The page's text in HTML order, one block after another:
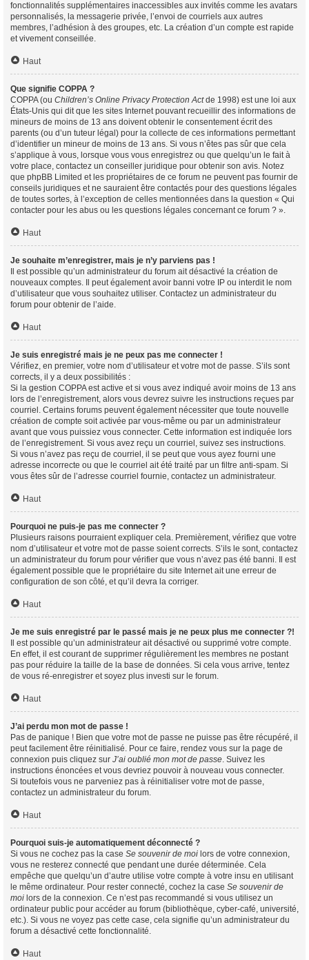
fonctionnalités supplémentaires inaccessibles aux invités comme les avatars
personnalisés, la messagerie privée, l’envoi de courriels aux autres
membres, l’adhésion à des groupes, etc. La création d’un compte est rapide
et vivement conseillée.
Haut
Que signifie COPPA ?
COPPA (ou Children’s Online Privacy Protection Actde 1998) est une loi aux
États-Unis qui dit que les sites Internet pouvant recueillir des informations de
mineurs de moins de 13 ans doivent obtenir le consentement écrit des
parents (ou d’un tuteur légal) pour la collecte de ces informations permettant
d’identifier un mineur de moins de 13 ans. Si vous n’êtes pas sûr que cela
s’applique à vous, lorsque vous vous enregistrez ou que quelqu’un le fait à
votre place, contactez un conseiller juridique pour obtenir son avis. Notez
que phpBB Limited et les propriétaires de ce forum ne peuvent pas fournir de
conseils juridiques et ne sauraient être contactés pour des questions légales
de toutes sortes, à l’exception de celles mentionnées dans la question « Qui
contacter pour les abus ou les questions légales concernant ce forum ? ».
Haut
Je souhaite m’enregistrer, mais je n’y parviens pas !
Il est possible qu’un administrateur du forum ait désactivé la création de
nouveaux comptes. Il peut également avoir banni votre IP ou interdit le nom
d’utilisateur que vous souhaitez utiliser. Contactez un administrateur du
forum pour obtenir de l’aide.
Haut
Je suis enregistré mais je ne peux pas me connecter !
Vérifiez, en premier, votre nom d’utilisateur et votre mot de passe. S’ils sont
corrects, il y a deux possibilités :
Si la gestion COPPA est active et si vous avez indiqué avoir moins de 13 ans
lors de l’enregistrement, alors vous devrez suivre les instructions reçues par
courriel. Certains forums peuvent également nécessiter que toute nouvelle
création de compte soit activée par vous-même ou par un administrateur
avant que vous puissiez vous connecter. Cette information est indiquée lors
de l’enregistrement. Si vous avez reçu un courriel, suivez ses instructions.
Si vous n’avez pas reçu de courriel, il se peut que vous ayez fourni une
adresse incorrecte ou que le courriel ait été traité par un filtre anti-spam. Si
vous êtes sûr de l’adresse courriel fournie, contactez un administrateur.
Haut
Pourquoi ne puis-je pas me connecter ?
Plusieurs raisons pourraient expliquer cela. Premièrement, vérifiez que votre
nom d’utilisateur et votre mot de passe soient corrects. S’ils le sont, contactez
un administrateur du forum pour vérifier que vous n’avez pas été banni. Il est
également possible que le propriétaire du site Internet ait une erreur de
configuration de son côté, et qu’il devra la corriger.
Haut
Je me suis enregistré par le passé mais je ne peux plus me connecter ?!
Il est possible qu’un administrateur ait désactivé ou supprimé votre compte.
En effet, il est courant de supprimer régulièrement les membres ne postant
pas pour réduire la taille de la base de données. Si cela vous arrive, tentez
de vous ré-enregistrer et soyez plus investi sur le forum.
Haut
J’ai perdu mon mot de passe !
Pas de panique ! Bien que votre mot de passe ne puisse pas être récupéré, il
peut facilement être réinitialisé. Pour ce faire, rendez vous sur la page de
connexion puis cliquez sur J’ai oublié mon mot de passe. Suivez les
instructions énoncées et vous devriez pouvoir à nouveau vous connecter.
Si toutefois vous ne parveniez pas à réinitialiser votre mot de passe,
contactez un administrateur du forum.
Haut
Pourquoi suis-je automatiquement déconnecté ?
Si vous ne cochez pas la case Se souvenir de moi lors de votre connexion,
vous ne resterez connecté que pendant une durée déterminée. Cela
empêche que quelqu’un d’autre utilise votre compte à votre insu en utilisant
le même ordinateur. Pour rester connecté, cochez la case Se souvenir de
moi lors de la connexion. Ce n’est pas recommandé si vous utilisez un
ordinateur public pour accéder au forum (bibliothèque, cyber-café, université,
etc.). Si vous ne voyez pas cette case, cela signifie qu’un administrateur du
forum a désactivé cette fonctionnalité.
Haut